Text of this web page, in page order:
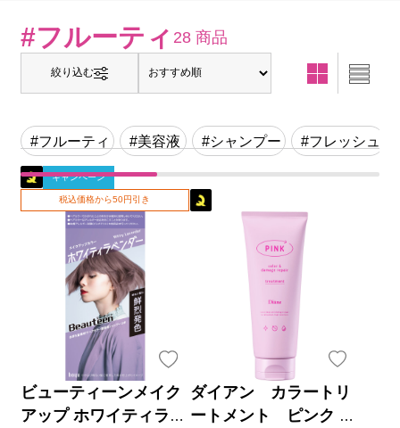
#フルーティ 28 商品
絞り込む
#フルーティ #美容液 #シャンプー #フレッシュ
キャンペーン
税込価格から50円引き
ビューティーンメイク
アップ ホワイティラベ
ダイアン カラートリ
ートメント ピンク １